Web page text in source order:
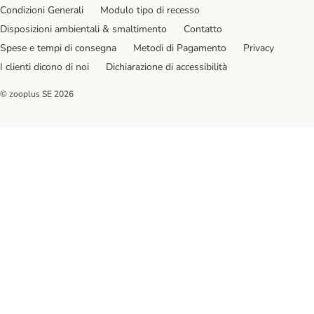
Condizioni Generali
Modulo tipo di recesso
Disposizioni ambientali & smaltimento
Contatto
Spese e tempi di consegna
Metodi di Pagamento
Privacy
I clienti dicono di noi
Dichiarazione di accessibilità
© zooplus SE 2026